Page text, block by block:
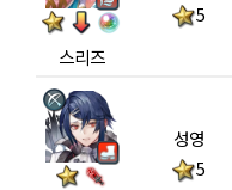
스리즈
5
성영
5